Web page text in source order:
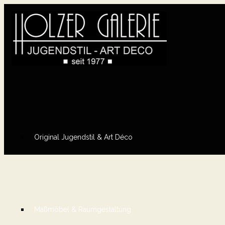
Original Jugendstil & Art Déco
Maßmöbel & Raumgestaltung